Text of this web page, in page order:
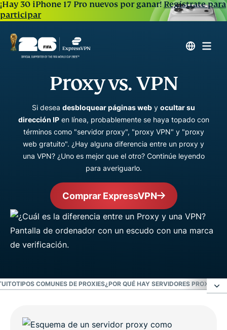
¡Hay 30 iPhone 17 Pro nuevos por ganar!Regístrate para
participar
Proxy vs. VPN
Si desea desbloquear páginas web y ocultar su
dirección IPen línea, probablemente se haya topado con
términos como "servidor proxy", "proxy VPN" y "proxy
web gratuito". ¿Hay alguna diferencia entre un proxy y
una VPN? ¿Uno es mejor que el otro? Continúe leyendo
para averiguarlo.
Comprar ExpressVPN
TIPOS COMUNES DE PROXIES¿POR QUÉ HAY SERVIDORES PROXY